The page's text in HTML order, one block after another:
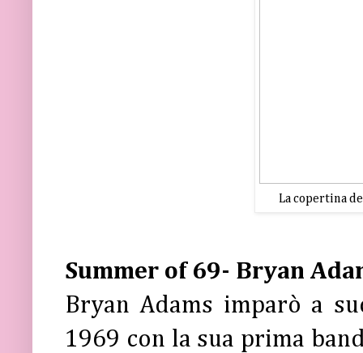
La copertina
Summer of 69- Bryan
Bryan Adams imparò a
1969 con la sua prima